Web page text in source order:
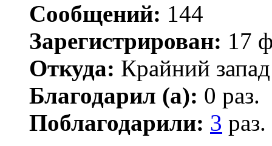
Сообщений: 144
Зарегистрирован: 17
Откуда: Крайний
Благодарил (а): 0 раз.
Поблагодарили: 3 раз.